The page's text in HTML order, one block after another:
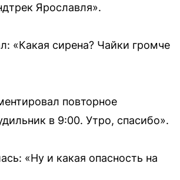
Ярославля».
«Какая сирена? Чайки громче
повторное
в 9:00. Утро, спасибо».
«Ну и какая опасность на